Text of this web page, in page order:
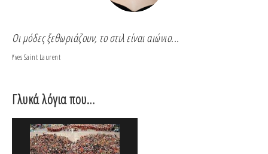
Οι μόδες ξεθωριάζουν, το στιλ είναι αιώνιο...
Yves Saint Laurent
Γλυκά λόγια που…